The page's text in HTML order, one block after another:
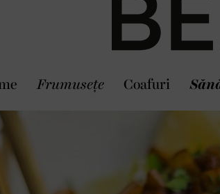
Frumusețe Coafuri